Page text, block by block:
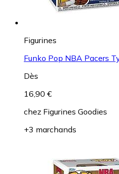
Figurines
Funko Pop NBA Pacers
Dès
16,90 €
chez Figurines Goodies
+3 marchands